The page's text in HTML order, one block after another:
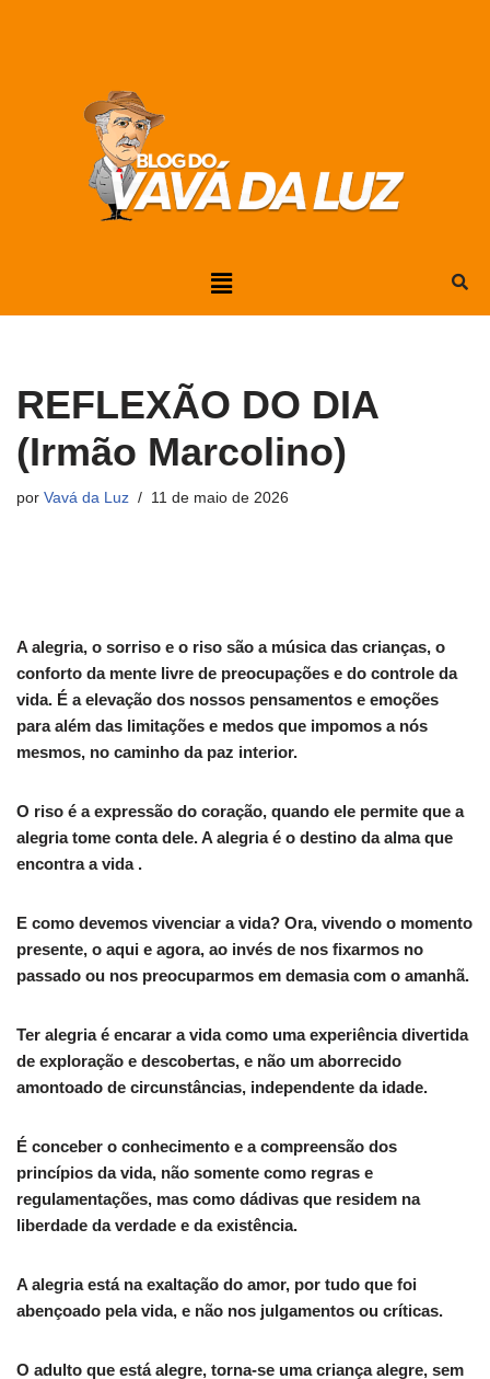
REFLEXÃO DO DIA
(Irmão Marcolino)
por Vavá da Luz 11 de maio de 2026
A alegria, o sorriso e o riso são a música das crianças, o
conforto da mente livre de preocupações e do controle da
vida. É a elevação dos nossos pensamentos e emoções
para além das limitações e medos que impomos a nós
mesmos, no caminho da paz interior.
O riso é a expressão do coração, quando ele permite que a
alegria tome conta dele. A alegria é o destino da alma que
encontra a vida .
E como devemos vivenciar a vida? Ora, vivendo o momento
presente, o aqui e agora, ao invés de nos fixarmos no
passado ou nos preocuparmos em demasia com o amanhã.
Ter alegria é encarar a vida como uma experiência divertida
de exploração e descobertas, e não um aborrecido
amontoado de circunstâncias, independente da idade.
É conceber o conhecimento e a compreensão dos
princípios da vida, não somente como regras e
regulamentações, mas como dádivas que residem na
liberdade da verdade e da existência.
A alegria está na exaltação do amor, por tudo que foi
abençoado pela vida, e não nos julgamentos ou críticas.
O adulto que está alegre, torna-se uma criança alegre, sem